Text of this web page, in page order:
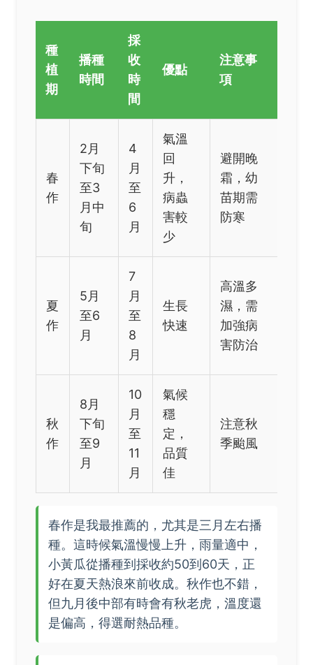
種
植
期
播種
時間
採
收
時
間
優點
注意事
項
春
作
2月
下旬
至3
月中
旬
4
月
至
6
月
氣溫
回
升，
病蟲
害較
少
避開晚
霜，幼
苗期需
防寒
夏
作
5月
至6
月
7
月
至
8
月
生長
快速
高溫多
濕，需
加強病
害防治
秋
作
8月
下旬
至9
月
10
月
至
11
月
氣候
穩
定，
品質
佳
注意秋
季颱風
春作是我最推薦的，尤其是三月左右播
種。這時候氣溫慢慢上升，雨量適中，
小黃瓜從播種到採收約50到60天，正
好在夏天熱浪來前收成。秋作也不錯，
但九月後中部有時會有秋老虎，溫度還
是偏高，得選耐熱品種。